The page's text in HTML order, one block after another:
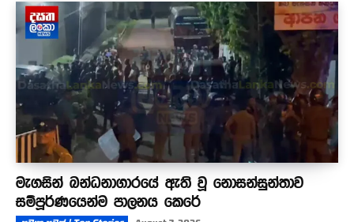
මැගසින් බන්ධනාගාරයේ ඇති වූ නොසන්සුන්තාව
සම්පූර්ණයෙන්ම පාලනය කෙරේ